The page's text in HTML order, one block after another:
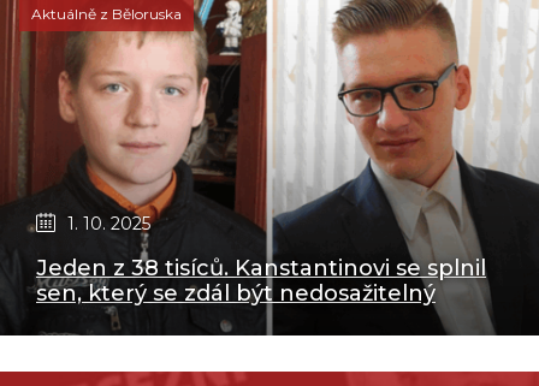
Aktuálně z Běloruska
1. 10. 2025
Jeden z 38 tisíců. Kanstantinovi se splnil
sen, který se zdál být nedosažitelný